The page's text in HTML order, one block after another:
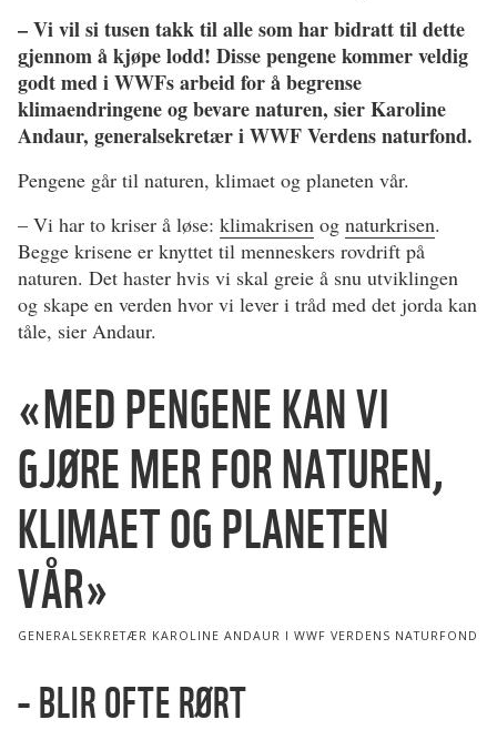
– Vi vil si tusen takk til alle som har bidratt til dette
gjennom å kjøpe lodd! Disse pengene kommer veldig
godt med i WWFs arbeid for å begrense
klimaendringene og bevare naturen, sier Karoline
Andaur, generalsekretær i WWF Verdens naturfond.
Pengene går til naturen, klimaet og planeten vår.
– Vi har to kriser å løse: klimakrisen og naturkrisen.
Begge krisene er knyttet til menneskers rovdrift på
naturen. Det haster hvis vi skal greie å snu utviklingen
og skape en verden hvor vi lever i tråd med det jorda kan
tåle, sier Andaur.
MED PENGENE KAN VI
GJØRE MER FOR NATUREN,
KLIMAET OG PLANETEN
VÅR
GENERALSEKRETÆR KAROLINE ANDAUR I WWF VERDENS NATURFOND
– BLIR OFTE RØRT